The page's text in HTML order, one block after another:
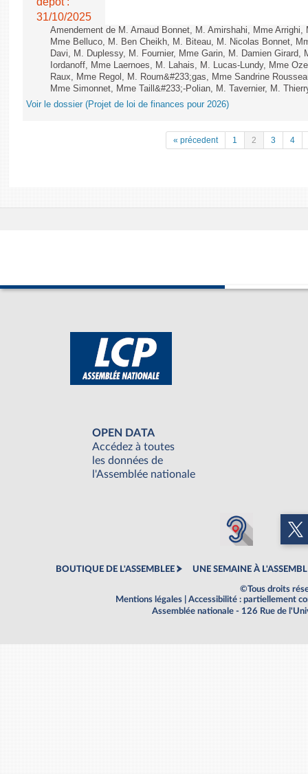
31/10/2025
Amendement de M. Arnaud Bonnet, M. Amirshahi, Mme
Mme Belluco, M. Ben Cheikh, M. Biteau, M. Nicolas Bonnet,
Davi, M. Duplessy, M. Fournier, Mme Garin, M. Damien Girard,
Iordanoff, Mme Laernoes, M. Lahais, M. Lucas-Lundy, Mme
Raux, Mme Regol, M. Roum&#233;gas, Mme Sandrine
Mme Simonnet, Mme Taill&#233;-Polian, M. Tavernier, M.
Voir le dossier (Projet de loi de finances pour 2026)
« précedent 1 2 3 4
OPEN DATA
Accédez à toutes
les données de
l'Assemblée nationale
BOUTIQUE DE L'ASSEMBLEE UNE SEMAINE À
©Tous droits
Mentions légales
Accessibilité : partiellement
Assemblée nationale - 126 Rue de